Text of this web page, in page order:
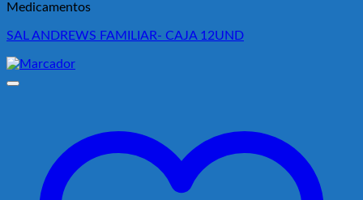
Medicamentos
SAL ANDREWS FAMILIAR- CAJA 12UND